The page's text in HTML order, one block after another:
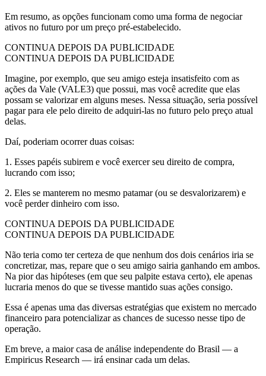
Em resumo, as opções funcionam como uma forma de negociar
ativos no futuro por um preço pré-estabelecido.
CONTINUA DEPOIS DA PUBLICIDADE
CONTINUA DEPOIS DA PUBLICIDADE
Imagine, por exemplo, que seu amigo esteja insatisfeito com as
ações da Vale (VALE3) que possui, mas você acredite que elas
possam se valorizar em alguns meses. Nessa situação, seria possível
pagar para ele pelo direito de adquiri-las no futuro pelo preço atual
delas.
Daí, poderiam ocorrer duas coisas:
1. Esses papéis subirem e você exercer seu direito de compra,
lucrando com isso;
2. Eles se manterem no mesmo patamar (ou se desvalorizarem) e
você perder dinheiro com isso.
CONTINUA DEPOIS DA PUBLICIDADE
CONTINUA DEPOIS DA PUBLICIDADE
Não teria como ter certeza de que nenhum dos dois cenários iria se
concretizar, mas, repare que o seu amigo sairia ganhando em ambos.
Na pior das hipóteses (em que seu palpite estava certo), ele apenas
lucraria menos do que se tivesse mantido suas ações consigo.
Essa é apenas uma das diversas estratégias que existem no mercado
financeiro para potencializar as chances de sucesso nesse tipo de
operação.
Em breve, a maior casa de análise independente do Brasil — a
Empiricus Research — irá ensinar cada um delas.